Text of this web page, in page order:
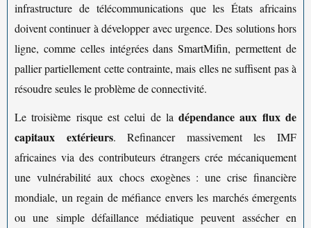
infrastructure de télécommunications que les États africains
doivent continuer à développer avec urgence. Des solutions hors
ligne, comme celles intégrées dans SmartMifin, permettent de
pallier partiellement cette contrainte, mais elles ne suffisent pas à
résoudre seules le problème de connectivité.
Le troisième risque est celui de ladépendance aux flux de
capitaux extérieurs. Refinancer massivement les IMF
africaines via des contributeurs étrangers crée mécaniquement
une vulnérabilité aux chocs exogènes : une crise financière
mondiale, un regain de méfiance envers les marchés émergents
ou une simple défaillance médiatique peuvent assécher en